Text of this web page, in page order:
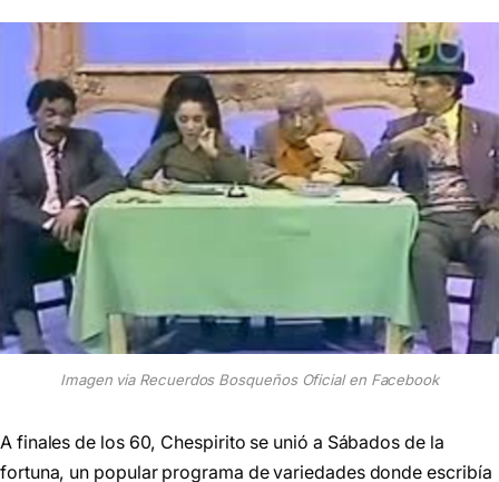
Imagen via Recuerdos Bosqueños Oficial en Facebook
A finales de los 60, Chespirito se unió a Sábados de la
fortuna, un popular programa de variedades donde escribía